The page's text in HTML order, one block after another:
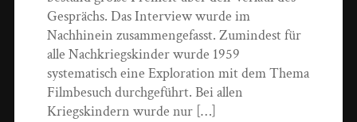
Gesprächs. Das Interview wurde im
Nachhinein zusammengefasst. Zumindest für
alle Nachkriegskinder wurde 1959
systematisch eine Exploration mit dem Thema
Filmbesuch durchgeführt. Bei allen
Kriegskindern wurde nur […]